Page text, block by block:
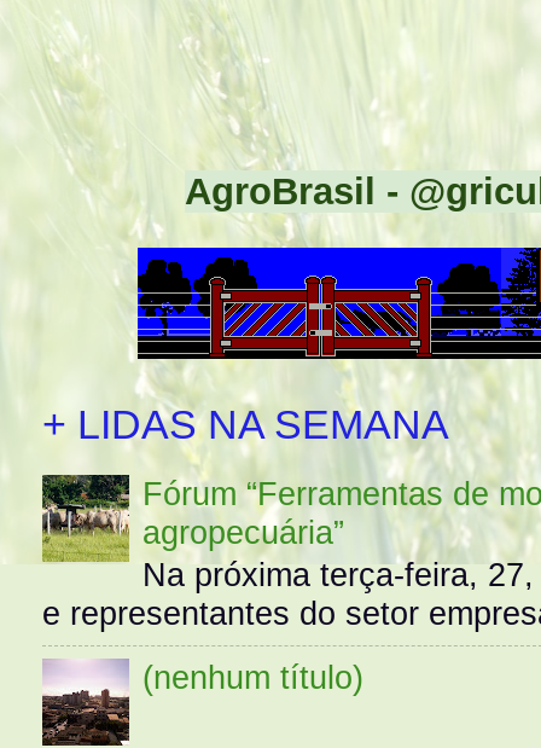
AgroBrasil -
+ LIDAS NA SEMANA
Fórum “Ferramentas de
agropecuária”
Na próxima terça-feira,
e representantes do setor
(nenhum título)